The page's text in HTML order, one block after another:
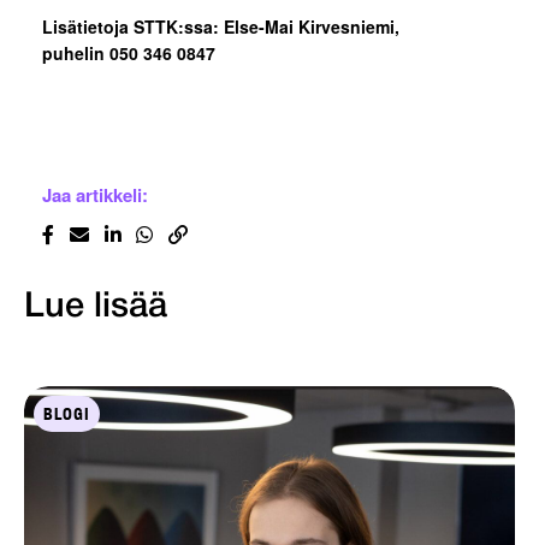
Lisätietoja STTK:ssa: Else-Mai Kirvesniemi,
puhelin 050 346 0847
Jaa artikkeli:
Lue lisää
BLOGI